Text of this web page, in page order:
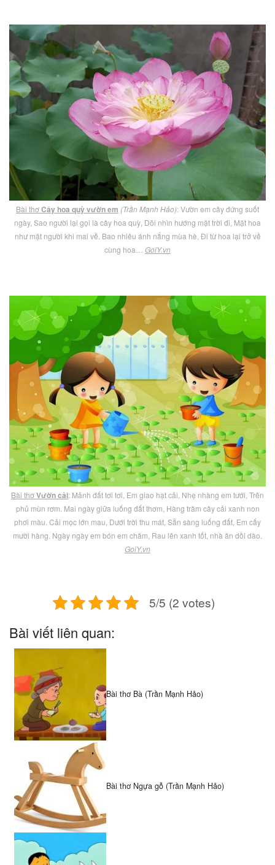
Bài thơCây hoa quỳ vườn em (Trần Mạnh Hảo): Vườn em cây đứng suốt
ngày, Sao người lại gọi là cây hoa quỳ, Dõi nhìn hướng mặt trời đi, Mặt hoa
như mặt người khi mai về. Bao nhiêu ánh nắng mùa hè, Đi từ hoa lại trở về
cùng hoa… GoiY.vn
Bài thơVườn cải: Mảnh đất tơi tơi, Em giao hạt cải, Nhẹ nhàng em tưới, Trên
phủ mùn rơm. Mai ngày giữa luống đất thơm, Hàng trăm cây cải xanh non
phơi màu. Cải mọc lớn mau, Dưới trời thu mát, Sẵn sàng luống đất, Em cấy
mười hàng. Ngày ngày em bón em chăm, Rau lên xanh tốt, nhà ăn dồi dào.
GoiY.vn
5/5 (2 votes)
Bài viết liên quan:
Bài thơ Bà (Trần Mạnh Hảo)
Bài thơ Ngựa gỗ (Trần Mạnh Hảo)